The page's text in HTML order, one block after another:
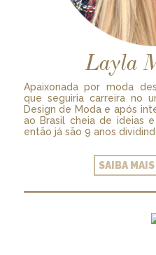
Layla
Apaixonada por moda
que seguiria carreira no
Design de Moda e após
ao Brasil cheia de ideias
então já são 9 anos
SAIBA